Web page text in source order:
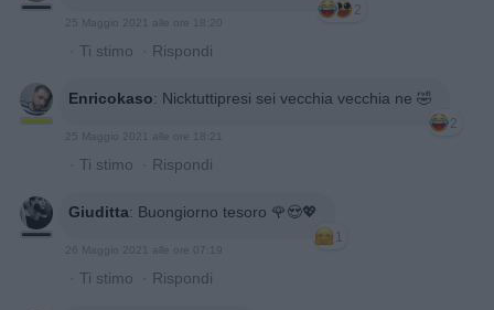
2
25 Maggio 2021 alle ore 18:20
· Ti stimo · Rispondi
Enricokaso: Nicktuttipresi sei vecchia vecchia ne 🤣
2
25 Maggio 2021 alle ore 18:21
· Ti stimo · Rispondi
Giuditta: Buongiorno tesoro 🌹😍💖
1
26 Maggio 2021 alle ore 07:19
· Ti stimo · Rispondi